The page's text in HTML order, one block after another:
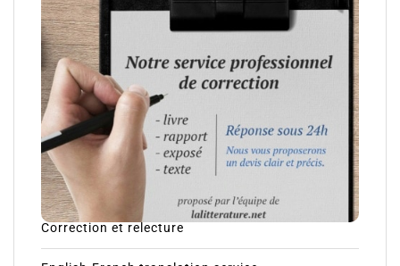
Correction et relecture